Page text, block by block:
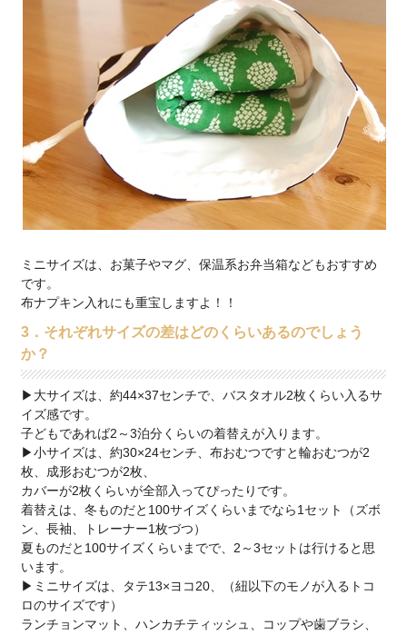
ミニサイズは、お菓子やマグ、保温系お弁当箱などもおすすめ
です。
布ナプキン入れにも重宝しますよ！！
3．それぞれサイズの差はどのくらいあるのでしょう
か？
▶大サイズは、約44×37センチで、バスタオル2枚くらい入るサ
イズ感です。
子どもであれば2～3泊分くらいの着替えが入ります。
▶小サイズは、約30×24センチ、布おむつですと輪おむつが2
枚、成形おむつが2枚、
カバーが2枚くらいが全部入ってぴったりです。
着替えは、冬ものだと100サイズくらいまでなら1セット（ズボ
ン、長袖、トレーナー1枚づつ）
夏ものだと100サイズくらいまでで、2～3セットは行けると思
います。
▶ミニサイズは、タテ13×ヨコ20、（紐以下のモノが入るトコ
ロのサイズです）
ランチョンマット、ハンカチティッシュ、コップや歯ブラシ、